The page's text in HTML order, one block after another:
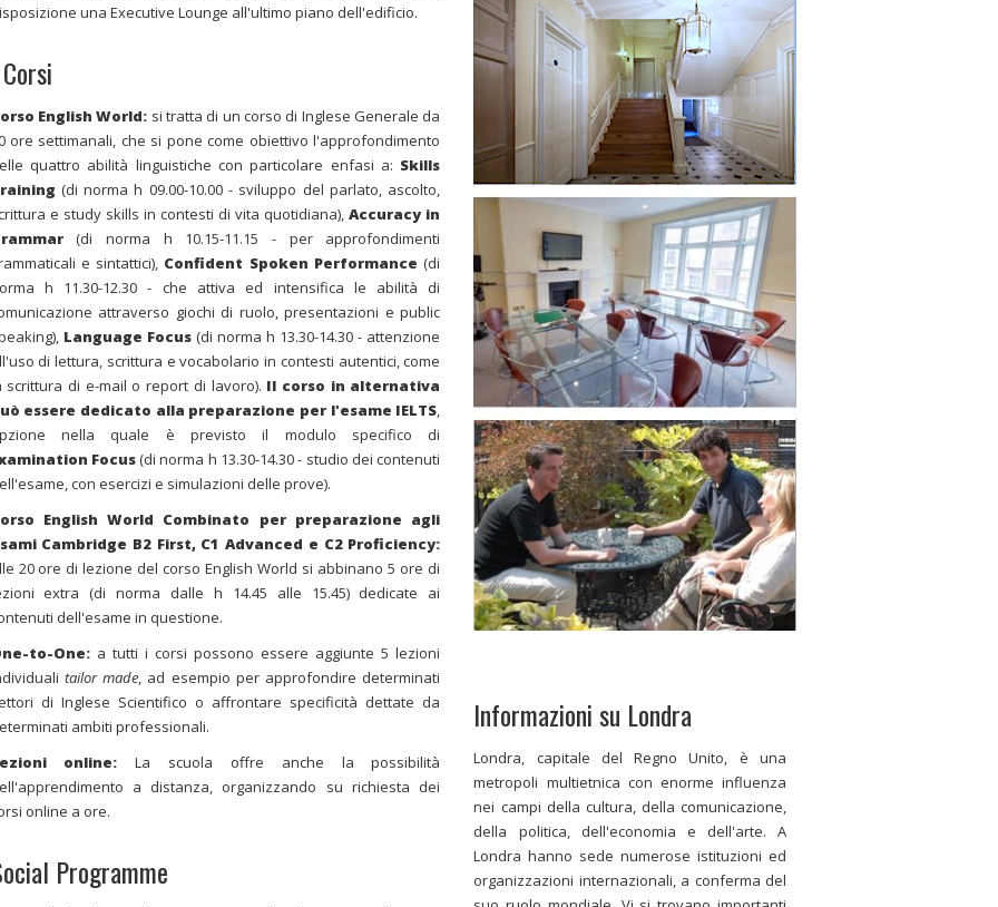
una Executive Lounge all'ultimo piano dell'edificio.
English World: si tratta di un corso di Inglese Generale da
ore settimanali, che si pone come obiettivo l'approfondimento
quattro abilità linguistiche con particolare enfasi a: Skills
(di norma h 09.00-10.00 - sviluppo del parlato, ascolto,
e study skills in contesti di vita quotidiana),Accuracy in
(di norma h 10.15-11.15 - per approfondimenti
e sintattici), Confident Spoken Performance (di
h 11.30-12.30 - che attiva ed intensifica le abilità di
attraverso giochi di ruolo, presentazioni e public
Language Focus(di norma h 13.30-14.30 - attenzione
di lettura, scrittura e vocabolario in contesti autentici, come
scrittura di e-mail o report di lavoro). Il corso in alternativa
essere dedicato alla preparazione perl'esame IELTS,
nella quale è previsto il modulo specifico di
Focus(di norma h 13.30-14.30 - studio dei contenuti
con esercizi e simulazioni delle prove).
English World Combinato per preparazione agli
Cambridge B2 First, C1 Advanced e C2 Proficiency:
20 ore di lezione del corso English World si abbinano 5 ore di
extra (di norma dalle h 14.45 alle 15.45) dedicate ai
dell'esame in questione.
to-One:a tutti i corsi possono essere aggiunte 5 lezioni
tailor made, ad esempio per approfondire determinati
di Inglese Scientifico o affrontare specificità dettate da
ambiti professionali.
online:La scuola offre anche la possibilità
a distanza, organizzando su richiesta dei
online a ore.
Programme
Informazioni su Londra
Londra, capitale del Regno Unito, è una
metropoli multietnica con enorme influenza
nei campi della cultura, della comunicazione,
della politica, dell'economia e dell'arte. A
Londra hanno sede numerose istituzioni ed
organizzazioni internazionali, a conferma del